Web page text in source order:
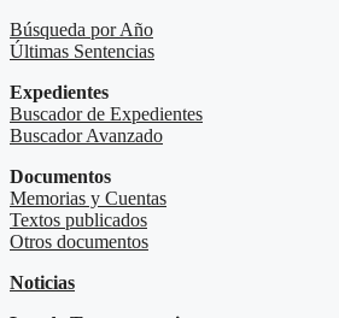
Búsqueda por Año
Últimas Sentencias
Expedientes
Buscador de Expedientes
Buscador Avanzado
Documentos
Memorias y Cuentas
Textos publicados
Otros documentos
Noticias